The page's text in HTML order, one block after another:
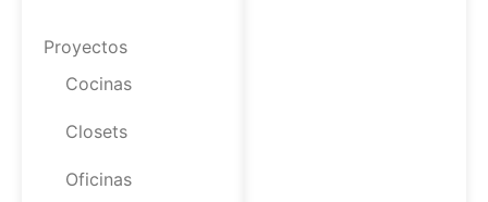
Proyectos
Cocinas
Closets
Oficinas